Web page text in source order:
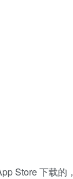
Store 下载的